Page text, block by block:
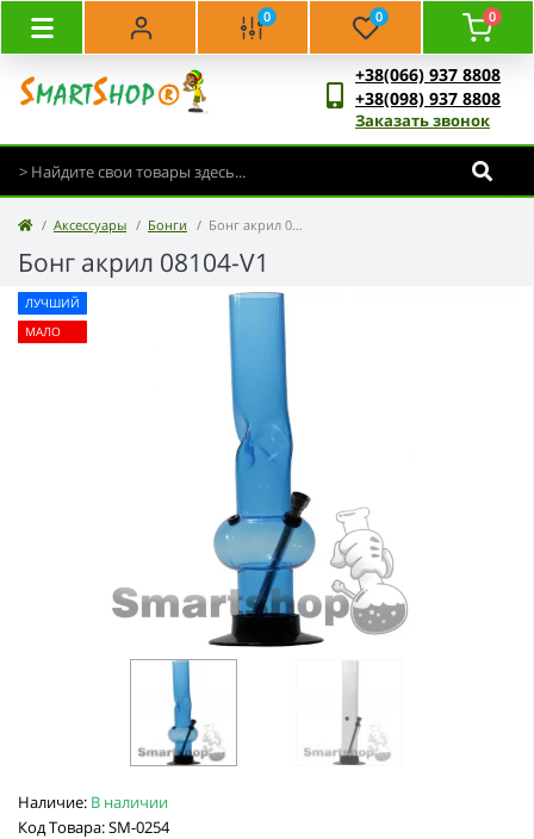
0 0 0
+38(066) 937 8808
+38(098) 937 8808
Заказать звонок
Аксессуары Бонги Бонг акрил 08104-V1
Бонг акрил 08104-V1
Наличие: В наличии
Код Товара: SM-0254
ЛУЧШИЙ
МАЛО